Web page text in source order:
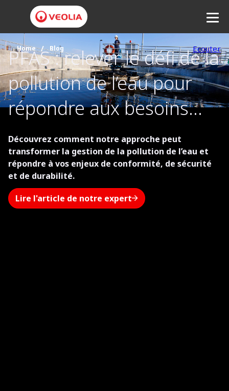
Home Blog Ecouter
Réseau de chaleur urbain
Découvrez comment garantir votre indépendance
énergétique tout en décarbonnant votre territoire.
PFAS : relever le défi de la
pollution de l’eau pour
répondre aux besoins
des villes et des
industries
Découvrez comment notre approche peut
transformer la gestion de la pollution de l’eau et
répondre à vos enjeux de conformité, de sécurité
et de durabilité.
Lire l'article de notre expert